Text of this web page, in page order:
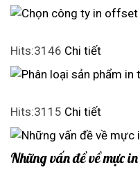
Hits:3146 Chi tiết
Hits:3115 Chi tiết
Những vấn đề về mực